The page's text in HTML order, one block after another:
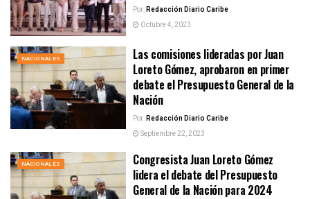
Por:Redacción Diario Caribe
Octubre 4, 2023
NACIONALES
Las comisiones lideradas por Juan
Loreto Gómez, aprobaron en primer
debate el Presupuesto General de la
Nación
Por:Redacción Diario Caribe
Septiembre 22, 2023
NACIONALES
Congresista Juan Loreto Gómez
lidera el debate del Presupuesto
General de la Nación para 2024